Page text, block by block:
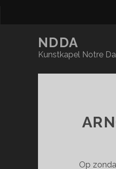
NDDA
Kunstkapel Notre
Op